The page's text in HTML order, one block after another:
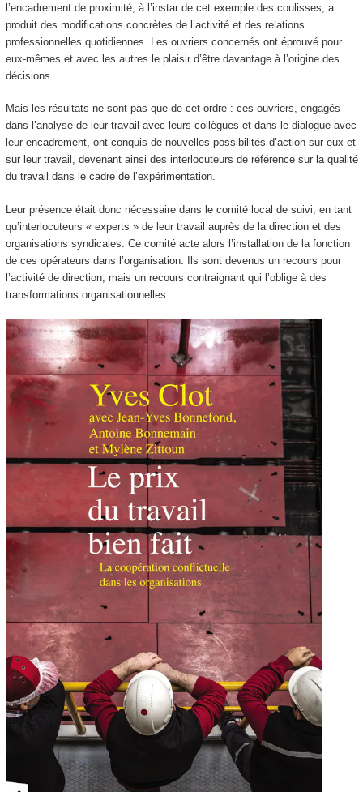
l’encadrement de proximité, à l’instar de cet exemple des coulisses, a
produit des modifications concrètes de l’activité et des relations
professionnelles quotidiennes. Les ouvriers concernés ont éprouvé pour
eux-mêmes et avec les autres le plaisir d’être davantage à l’origine des
décisions.
Mais les résultats ne sont pas que de cet ordre : ces ouvriers, engagés
dans l’analyse de leur travail avec leurs collègues et dans le dialogue avec
leur encadrement, ont conquis de nouvelles possibilités d’action sur eux et
sur leur travail, devenant ainsi des interlocuteurs de référence sur la qualité
du travail dans le cadre de l’expérimentation.
Leur présence était donc nécessaire dans le comité local de suivi, en tant
qu’interlocuteurs « experts » de leur travail auprès de la direction et des
organisations syndicales. Ce comité acte alors l’installation de la fonction
de ces opérateurs dans l’organisation. Ils sont devenus un recours pour
l’activité de direction, mais un recours contraignant qui l’oblige à des
transformations organisationnelles.